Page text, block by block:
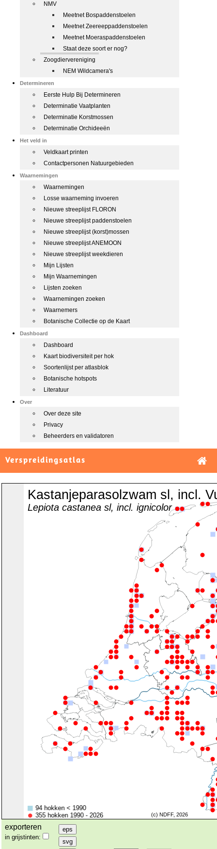
NMV
Meetnet Bospaddenstoelen
Meetnet Zeereeppaddenstoelen
Meetnet Moeraspaddenstoelen
Staat deze soort er nog?
Zoogdiervereniging
NEM Wildcamera's
Determineren
Eerste Hulp Bij Determineren
Determinatie Vaatplanten
Determinatie Korstmossen
Determinatie Orchideeën
Het veld in
Veldkaart printen
Contactpersonen Natuurgebieden
Waarnemingen
Waarnemingen
Losse waarneming invoeren
Nieuwe streeplijst FLORON
Nieuwe streeplijst paddenstoelen
Nieuwe streeplijst (korst)mossen
Nieuwe streeplijst ANEMOON
Nieuwe streeplijst weekdieren
Mijn Lijsten
Mijn Waarnemingen
Lijsten zoeken
Waarnemingen zoeken
Waarnemers
Botanische Collectie op de Kaart
Dashboard
Dashboard
Kaart biodiversiteit per hok
Soortenlijst per atlasblok
Botanische hotspots
Literatuur
Over
Over deze site
Privacy
Beheerders en validatoren
Verspreidingsatlas